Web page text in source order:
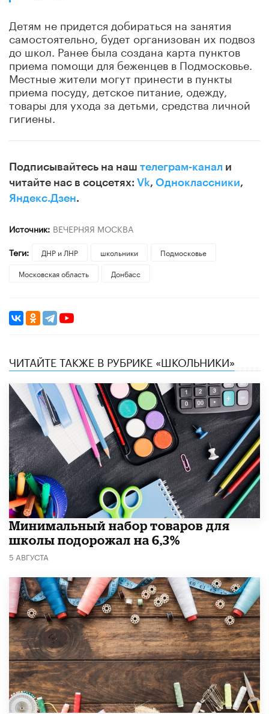
Детям не придется добираться на занятия
самостоятельно, будет организован их подвоз
до школ. Ранее была создана карта пунктов
приема помощи для беженцев в Подмосковье.
Местные жители могут принести в пункты
приема посуду, детское питание, одежду,
товары для ухода за детьми, средства личной
гигиены.
Подписывайтесь на наш телеграм-канал и
читайте нас в соцсетях: Vk, Одноклассники,
Яндекс.Дзен.
Источник: ВЕЧЕРНЯЯ МОСКВА
Теги:
ДНР и ЛНР школьники
Подмосковье
Московская область
Донбасс
ЧИТАЙТЕ ТАКЖЕ В РУБРИКЕ «ШКОЛЬНИКИ»
Минимальный набор товаров для
школы подорожал на 6,3%
5 АВГУСТА